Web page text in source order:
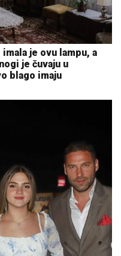
je ovu lampu, a
je čuvaju u
blago imaju